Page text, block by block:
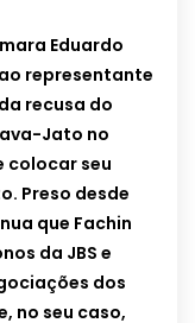
Eduardo
representante
recusa do
Jato no
colocar seu
Preso desde
que Fachin
da JBS e
dos
no seu caso,